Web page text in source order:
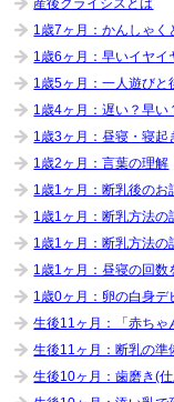
1歳7ヶ月：かんしゃく
1歳6ヶ月：早いイヤイ
1歳5ヶ月：一人遊びと
1歳4ヶ月：遅い？早い
1歳3ヶ月：昼寝・寝起
1歳2ヶ月：言葉の理解
1歳1ヶ月：断乳後のお
1歳1ヶ月：断乳方法の
1歳1ヶ月：断乳方法の
1歳1ヶ月：昼寝の回数
1歳0ヶ月：卵の白身デ
生後11ヶ月：「赤ちゃ
生後11ヶ月：断乳の準
生後10ヶ月：歯磨き(